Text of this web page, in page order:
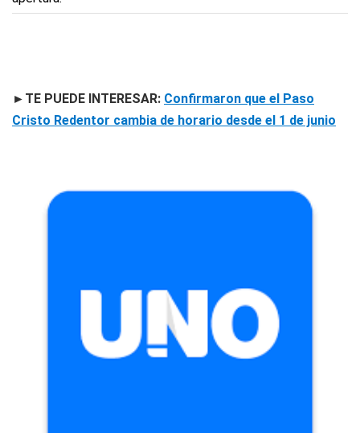
►TE PUEDE INTERESAR: Confirmaron que el Paso
Cristo Redentor cambia de horario desde el 1 de junio